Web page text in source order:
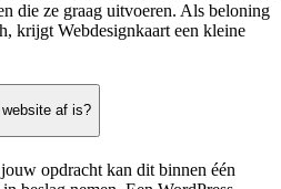
die ze graag uitvoeren. Als beloning
krijgt Webdesignkaart een kleine
af is?
opdracht kan dit binnen één